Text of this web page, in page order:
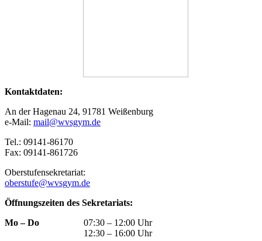
Kontaktdaten:
An der Hagenau 24, 91781 Weißenburg
e-Mail: mail@wvsgym.de
Tel.: 09141-86170
Fax: 09141-861726
Oberstufensekretariat:
oberstufe@wvsgym.de
Öffnungszeiten des Sekretariats:
Mo – Do
07:30 – 12:00 Uhr
12:30 – 16:00 Uhr